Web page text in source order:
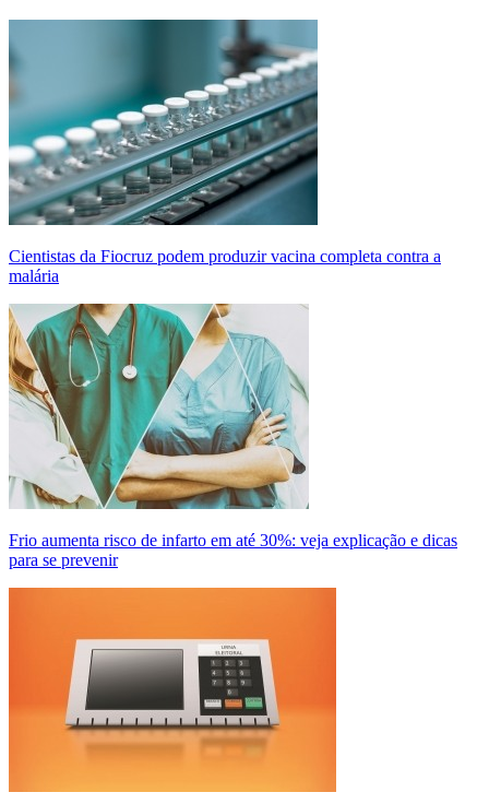
Cientistas da Fiocruz podem produzir vacina completa contra a
malária
Frio aumenta risco de infarto em até 30%: veja explicação e dicas
para se prevenir